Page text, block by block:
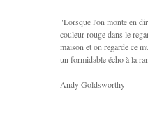
"Lorsque l'on monte en
couleur rouge dans le
maison et on regarde ce
un formidable écho à la
Andy Goldsworthy